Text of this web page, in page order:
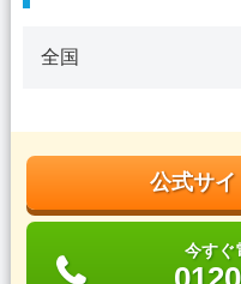
全国
公式サ
今すぐ